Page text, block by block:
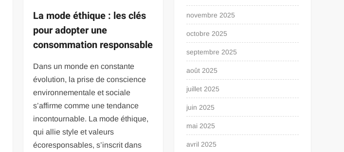
La mode éthique : les clés
pour adopter une
consommation responsable
Dans un monde en constante
évolution, la prise de conscience
environnementale et sociale
s’affirme comme une tendance
incontournable. La mode éthique,
qui allie style et valeurs
écoresponsables, s’inscrit dans
novembre 2025
octobre 2025
septembre 2025
août 2025
juillet 2025
juin 2025
mai 2025
avril 2025